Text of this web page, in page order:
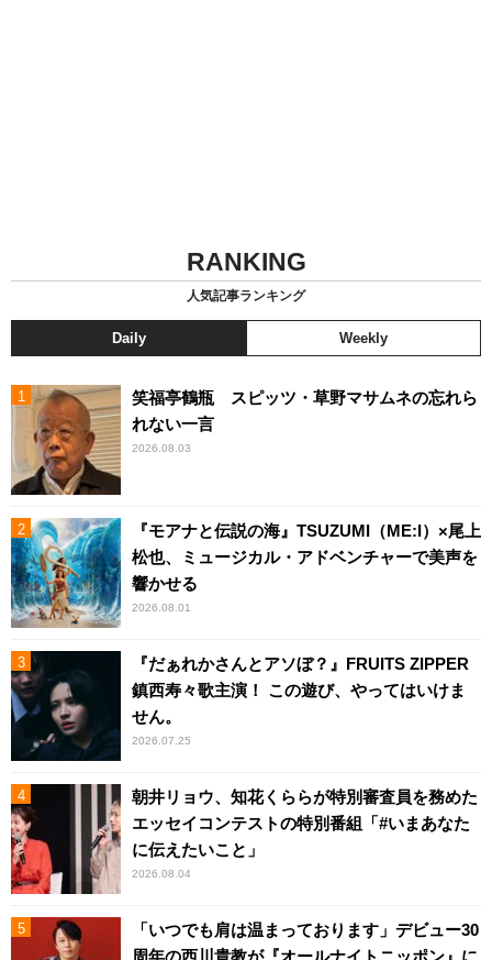
RANKING
人気記事ランキング
Daily Weekly
笑福亭鶴瓶 スピッツ・草野マサムネの忘れら
れない一言
2026.08.03
『モアナと伝説の海』TSUZUMI（ME:I）×尾上
松也、ミュージカル・アドベンチャーで美声を
響かせる
2026.08.01
『だぁれかさんとアソぼ？』FRUITS ZIPPER
鎮西寿々歌主演！ この遊び、やってはいけま
せん。
2026.07.25
朝井リョウ、知花くららが特別審査員を務めた
エッセイコンテストの特別番組「#いまあなた
に伝えたいこと」
2026.08.04
「いつでも肩は温まっております」デビュー30
周年の西川貴教が『オールナイトニッポン』に